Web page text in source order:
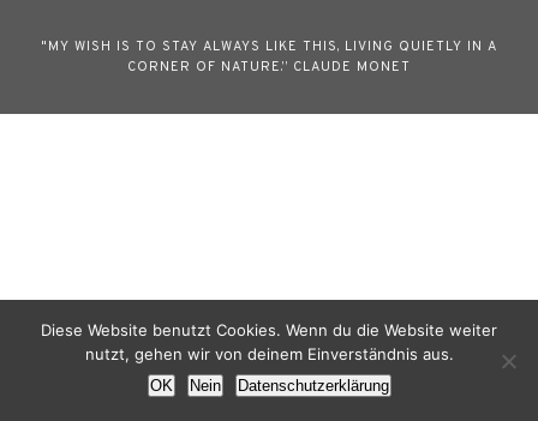
"MY WISH IS TO STAY ALWAYS LIKE THIS, LIVING QUIETLY IN A
CORNER OF NATURE.” CLAUDE MONET
Diese Website benutzt Cookies. Wenn du die Website weiter
nutzt, gehen wir von deinem Einverständnis aus.
OK Nein Datenschutzerklärung